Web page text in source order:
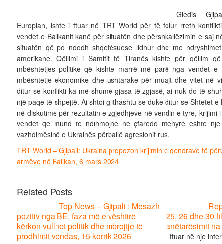
Gledis
Europian, ishte i ftuar në TRT World për të folur rreth
vendet e Ballkanit kanë për situatën dhe përshkallëzimin e saj
situatën që po ndodh shqetësuese lidhur dhe me
amerikane. Qëllimi i Samitit të Tiranës kishte për qëllim
mbështetjes politike që kishte marrë më parë nga vendet e
mbështetje ekonomike dhe ushtarake për muajt dhe vitet në
ditur se konflikti ka më shumë gjasa të zgjasë, ai nuk do të
një paqe të shpejtë. Ai shtoi gjithashtu se duke ditur se Shtetet
në diskutime për rezultatin e zgjedhjeve në vendin e tyre, krijimi
vendet që mund të ndihmojnë në çfarëdo mënyre është
vazhdimësinë e Ukrainës përballë agresionit rus.
TRT World – Gjipali: Ukraina propozon krijimin e qendrave të
armëve në Ballkan, 6 mars 2024
Related Posts
Top News – Gjipali : Mesazh
pozitiv nga BE, faza më e vështirë
kërkon vullnet politik dhe mbrojtje të
prodhimit vendas, 15 korrik 2026
25, 26 dhe 30
anëtarësimit
I ftuar në nje